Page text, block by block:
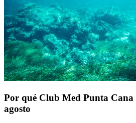
Por qué Club Med Punta Cana
agosto